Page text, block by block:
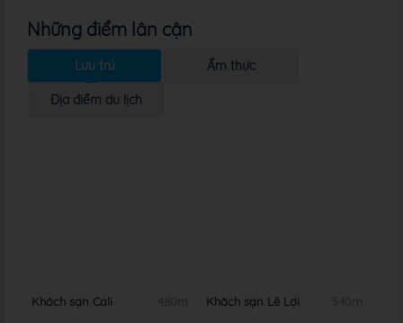
Những điểm lân cận
Lưu trú Ẩm thực
Địa điểm du lịch
Khách sạn Cali Khách sạn Lê Lợi